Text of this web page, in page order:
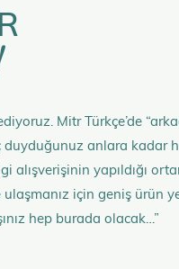
Mitr Türkçe’de
anlara kadar
yapıldığı
için geniş ürün
hep burada olacak…”